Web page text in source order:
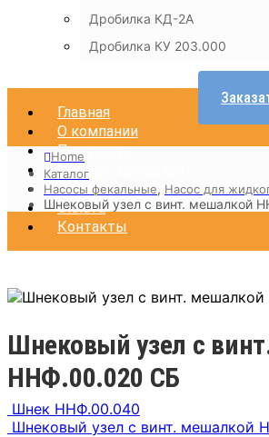
Дробилка КД-2А
Дробилка КУ 203.000
Главная
О компании
Продукция
Каталог запчастей
Доставка
Оплата
Контакты
Home
Каталог
Насосы фекальные, Насос для
Шнековый узел с винт. мешалкой
Шнековый узел с
ННФ.00.020 СБ
Шнек ННФ.00.040
Шнековый узел с винт. мешалкой